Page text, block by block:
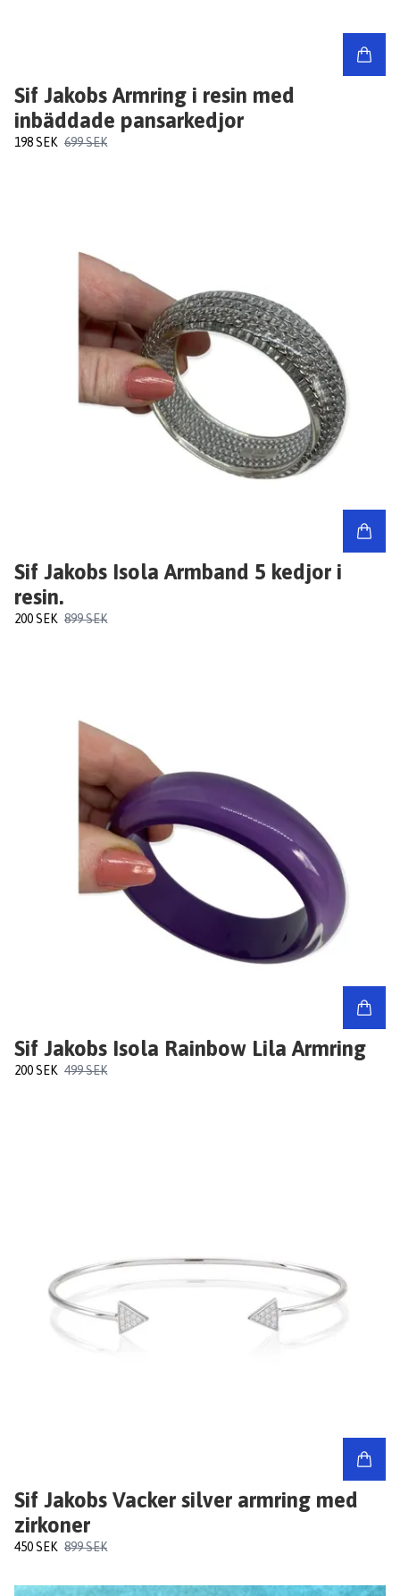
Sif Jakobs Armring i resin med
inbäddade pansarkedjor
198 SEK 699 SEK
Sif Jakobs Isola Armband 5 kedjor i
resin.
200 SEK 899 SEK
Sif Jakobs Isola Rainbow Lila Armring
200 SEK 499 SEK
Sif Jakobs Vacker silver armring med
zirkoner
450 SEK 899 SEK